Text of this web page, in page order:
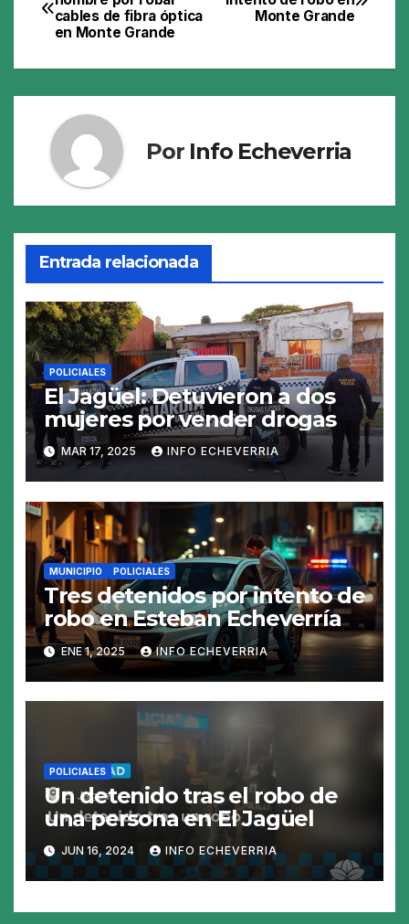
de
entradas
Monte Grande
cables de fibra óptica
en Monte Grande
Por Info Echeverria
Entrada relacionada
POLICIALES
El Jagüel: Detuvieron a dos
mujeres por vender drogas
MAR 17, 2025 INFO ECHEVERRIA
MUNICIPIO POLICIALES
Tres detenidos por intento de
robo en Esteban Echeverría
ENE 1, 2025 INFO ECHEVERRIA
POLICIALES
Un detenido tras el robo de
una persona en El Jagüel
JUN 16, 2024 INFO ECHEVERRIA